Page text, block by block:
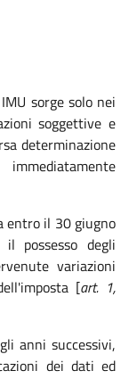
sorge solo nei
soggettive e
determinazione
entro il 30 giugno
possesso degli
variazioni
[art. 1,
anni successivi,
dei dati ed